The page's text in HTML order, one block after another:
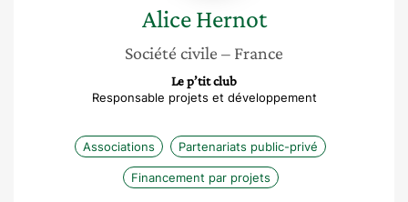
Alice Hernot
Société civile – France
Le p’tit club
Responsable projets et développement
Associations Partenariats public-privé
Financement par projets